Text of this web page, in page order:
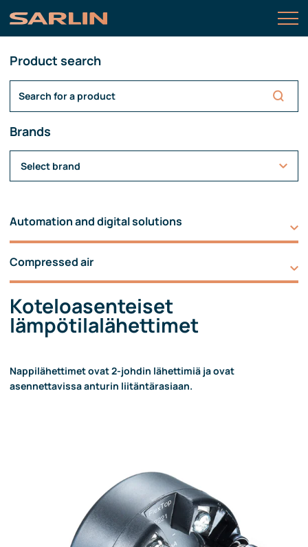
Product search
Brands
Select brand
Automation and digital solutions
Compressed air
Koteloasenteiset
lämpötilalähettimet
Nappilähettimet ovat 2-johdin lähettimiä ja ovat
asennettavissa anturin liitäntärasiaan.